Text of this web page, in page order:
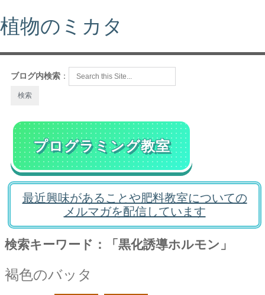
植物のミカタ
ブログ内検索 ：
プログラミング教室
最近興味があることや肥料教室についての
メルマガを配信しています
検索キーワード：「黒化誘導ホルモン」
褐色のバッタ